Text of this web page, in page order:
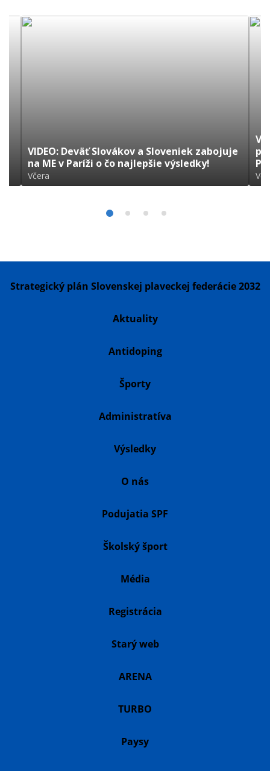
VIDEO: Deväť Slovákov a Sloveniek zabojuje
na ME v Paríži o čo najlepšie výsledky!
Včera
Strategický plán Slovenskej plaveckej federácie 2032
Aktuality
Antidoping
Športy
Administratíva
Výsledky
O nás
Podujatia SPF
Školský šport
Média
Registrácia
Starý web
ARENA
TURBO
Paysy